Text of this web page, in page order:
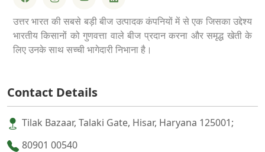
उत्तर भारत की सबसे बड़ी बीज उत्पादक कंपनियों में से एक जिसका उद्देश्य
भारतीय किसानों को गुणवत्ता वाले बीज प्रदान करना और समृद्ध खेती के
लिए उनके साथ सच्ची भागेदारी निभाना है।
Contact Details
Tilak Bazaar, Talaki Gate, Hisar, Haryana 125001;
80901 00540